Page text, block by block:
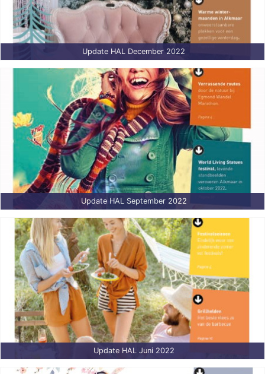
Update HAL December 2022
Update HAL September 2022
Update HAL Juni 2022